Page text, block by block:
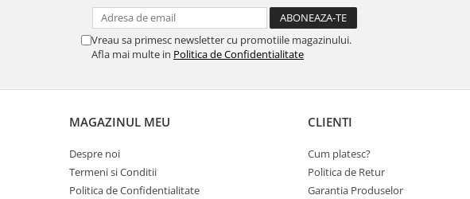
Vreau sa primesc newsletter cu promotiile magazinului.
Afla mai multe in Politica de Confidentialitate
MAGAZINUL MEU
Despre noi
Termeni si Conditii
Politica de Confidentialitate
CLIENTI
Cum platesc?
Politica de Retur
Garantia Produselor